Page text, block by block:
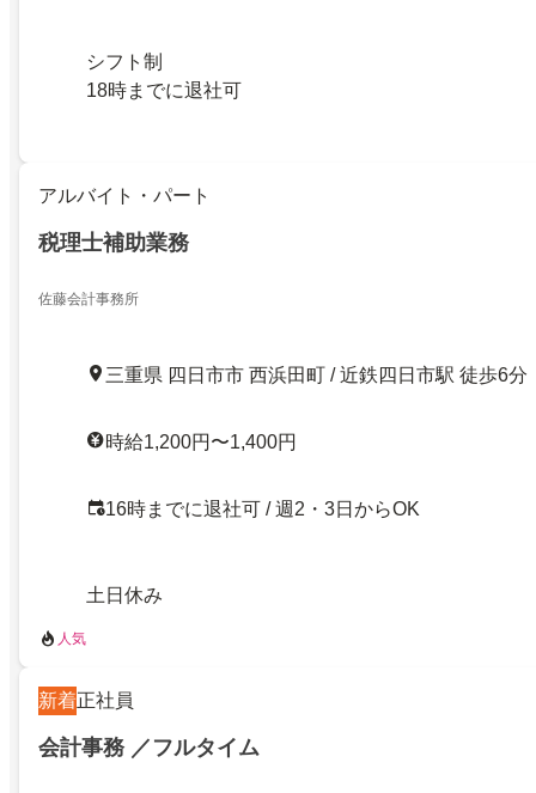
シフト制
18時までに退社可
アルバイト・パート
税理士補助業務
佐藤会計事務所
三重県 四日市市 西浜田町 / 近鉄四日市駅 徒歩6分
時給1,200円〜1,400円
16時までに退社可 / 週2・3日からOK
土日休み
人気
新着正社員
会計事務 ／フルタイム